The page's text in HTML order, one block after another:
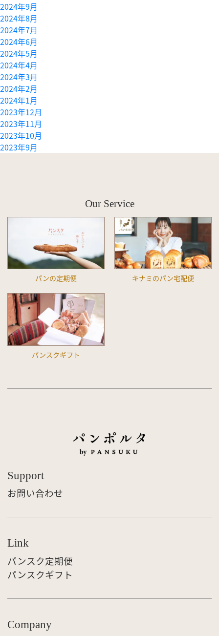
2024年9月
2024年8月
2024年7月
2024年6月
2024年5月
2024年4月
2024年3月
2024年2月
2024年1月
2023年12月
2023年11月
2023年10月
2023年9月
Our Service
パンの定期便 キナミのパン宅配便
パンスクギフト
Support
お問い合わせ
Link
パンスク定期便
パンスクギフト
Company